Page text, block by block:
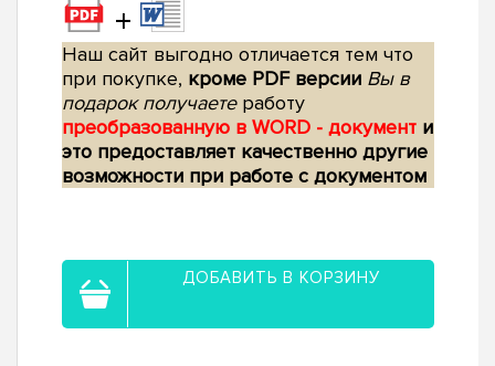
+
Наш сайт выгодно отличается тем что
при покупке, кроме PDF версии Вы в
подарок получаетеработу
преобразованную в WORD - документ и
это предоставляет качественно другие
возможности при работе с документом
ДОБАВИТЬ В КОРЗИНУ